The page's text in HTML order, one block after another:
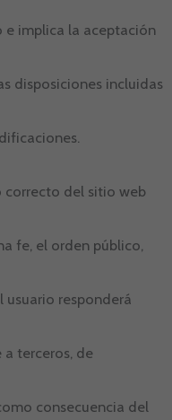
e implica la aceptación
disposiciones incluidas
correcto del sitio web
fe, el orden público,
usuario responderá
a terceros, de
consecuencia del